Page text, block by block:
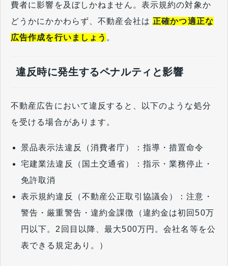
費者に影響を及ぼしかねません。表示規約の対象か
どうかにかかわらず、不動産会社は正確かつ適正な
広告作成を行いましょう 。
違反時に発生するペナルティと影響
不動産広告において違反すると、以下のような処分
を受ける場合があります。
景品表示法違反（消費者庁）：指導・措置命令
宅建業法違反（国土交通省）：指示・業務停止・
免許取消
表示規約違反（不動産公正取引協議会）：注意・
警告・厳重警告・違約金課徴（違約金は初回50万
円以下。2回目以降、最大500万円。会社名等を公
表できる規定あり。）